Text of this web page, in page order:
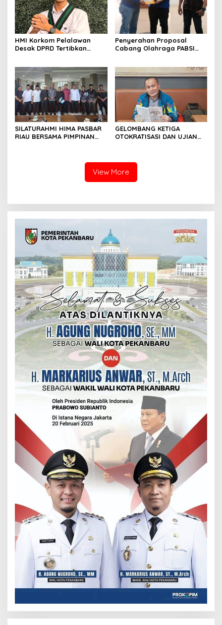
HMI Korkom Pelalawan
Desak DPRD Tertibkan
Penyerahan Proposal
Cabang Olahraga PABSI
SILATURAHMI HIMA PASBAR
RIAU BERSAMA PIMPINAN
GELOMBANG KETIGA
OTOKRATISASI DAN UJIAN
View More